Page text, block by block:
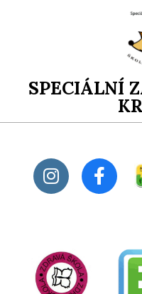
SPECIÁLNÍ